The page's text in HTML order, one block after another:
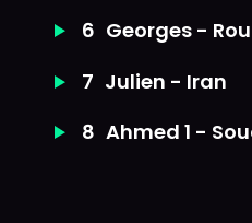
6 Georges -
7 Julien - Iran
8 Ahmed 1 -